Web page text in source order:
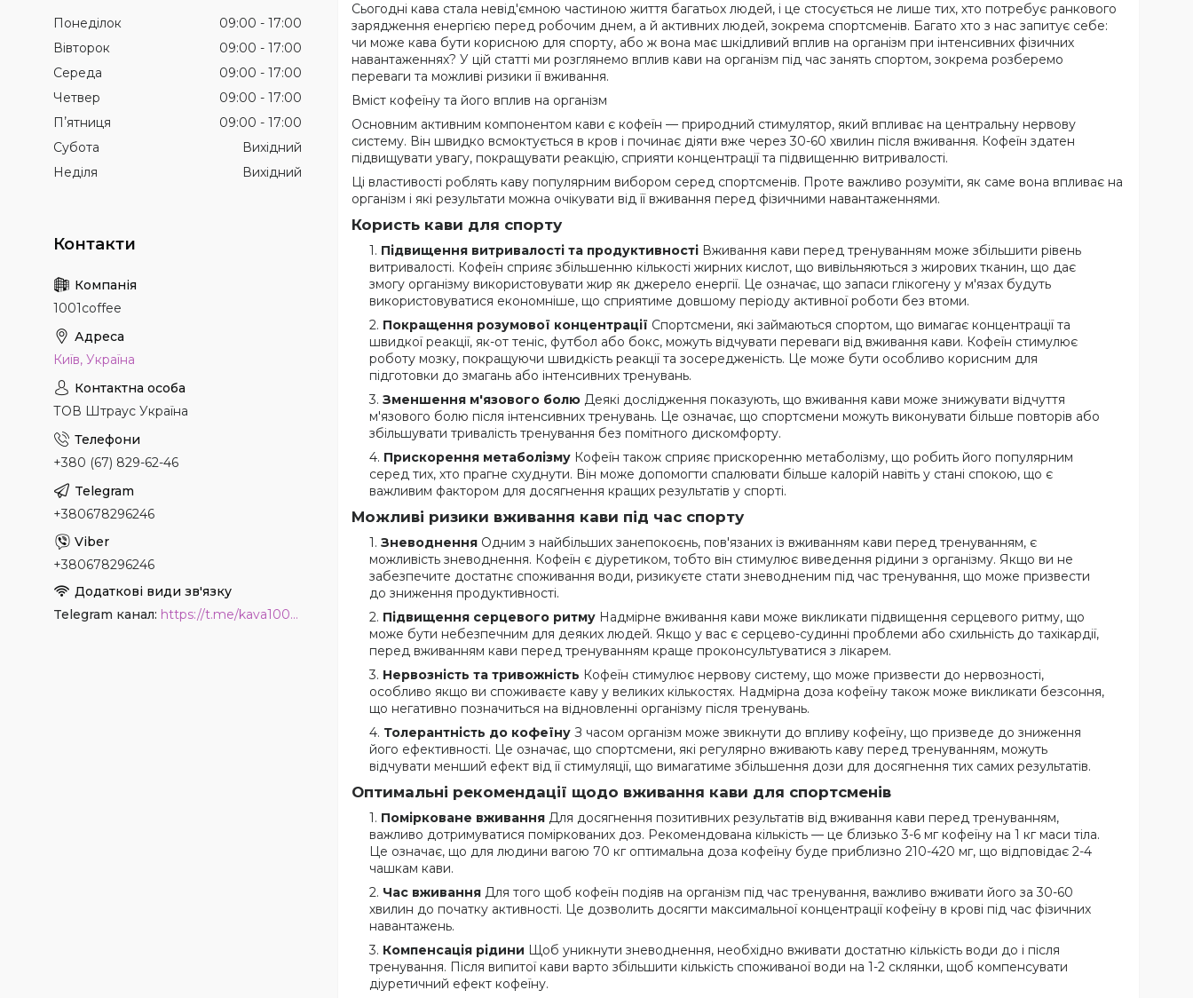
Сьогодні кава стала невід'ємною частиною життя багатьох людей, і це стосується не лише тих, хто потребує ранкового
зарядження енергією перед робочим днем, а й активних людей, зокрема спортсменів. Багато хто з нас запитує себе:
чи може кава бути корисною для спорту, або ж вона має шкідливий вплив на організм при інтенсивних фізичних
навантаженнях? У цій статті ми розглянемо вплив кави на організм під час занять спортом, зокрема розберемо
переваги та можливі ризики її вживання.
Вміст кофеїну та його вплив на організм
Основним активним компонентом кави є кофеїн — природний стимулятор, який впливає на центральну нервову
систему. Він швидко всмоктується в кров і починає діяти вже через 30-60 хвилин після вживання. Кофеїн здатен
підвищувати увагу, покращувати реакцію, сприяти концентрації та підвищенню витривалості.
Ці властивості роблять каву популярним вибором серед спортсменів. Проте важливо розуміти, як саме вона впливає на
організм і які результати можна очікувати від її вживання перед фізичними навантаженнями.
Користь кави для спорту
Підвищення витривалості та продуктивності Вживання кави перед тренуванням може збільшити рівень
витривалості. Кофеїн сприяє збільшенню кількості жирних кислот, що вивільняються з жирових тканин, що дає
змогу організму використовувати жир як джерело енергії. Це означає, що запаси глікогену у м'язах будуть
використовуватися економніше, що сприятиме довшому періоду активної роботи без втоми.
Покращення розумової концентрації Спортсмени, які займаються спортом, що вимагає концентрації та
швидкої реакції, як-от теніс, футбол або бокс, можуть відчувати переваги від вживання кави. Кофеїн стимулює
роботу мозку, покращуючи швидкість реакції та зосередженість. Це може бути особливо корисним для
підготовки до змагань або інтенсивних тренувань.
Зменшення м'язового болю Деякі дослідження показують, що вживання кави може знижувати відчуття
м'язового болю після інтенсивних тренувань. Це означає, що спортсмени можуть виконувати більше повторів або
збільшувати тривалість тренування без помітного дискомфорту.
Прискорення метаболізму Кофеїн також сприяє прискоренню метаболізму, що робить його популярним
серед тих, хто прагне схуднути. Він може допомогти спалювати більше калорій навіть у стані спокою, що є
важливим фактором для досягнення кращих результатів у спорті.
Можливі ризики вживання кави під час спорту
Зневоднення Одним з найбільших занепокоєнь, пов'язаних із вживанням кави перед тренуванням, є
можливість зневоднення. Кофеїн є діуретиком, тобто він стимулює виведення рідини з організму. Якщо ви не
забезпечите достатнє споживання води, ризикуєте стати зневодненим під час тренування, що може призвести
до зниження продуктивності.
Підвищення серцевого ритму Надмірне вживання кави може викликати підвищення серцевого ритму, що
може бути небезпечним для деяких людей. Якщо у вас є серцево-судинні проблеми або схильність до тахікардії,
перед вживанням кави перед тренуванням краще проконсультуватися з лікарем.
Нервозність та тривожність Кофеїн стимулює нервову систему, що може призвести до нервозності,
особливо якщо ви споживаєте каву у великих кількостях. Надмірна доза кофеїну також може викликати безсоння,
що негативно позначиться на відновленні організму після тренувань.
Толерантність до кофеїну З часом організм може звикнути до впливу кофеїну, що призведе до зниження
його ефективності. Це означає, що спортсмени, які регулярно вживають каву перед тренуванням, можуть
відчувати менший ефект від її стимуляції, що вимагатиме збільшення дози для досягнення тих самих результатів.
Оптимальні рекомендації щодо вживання кави для спортсменів
Помірковане вживання Для досягнення позитивних результатів від вживання кави перед тренуванням,
важливо дотримуватися поміркованих доз. Рекомендована кількість — це близько 3-6 мг кофеїну на 1 кг маси тіла.
Це означає, що для людини вагою 70 кг оптимальна доза кофеїну буде приблизно 210-420 мг, що відповідає 2-4
чашкам кави.
Час вживання Для того щоб кофеїн подіяв на організм під час тренування, важливо вживати його за 30-60
хвилин до початку активності. Це дозволить досягти максимальної концентрації кофеїну в крові під час фізичних
навантажень.
Компенсація рідини Щоб уникнути зневоднення, необхідно вживати достатню кількість води до і після
тренування. Після випитої кави варто збільшити кількість споживаної води на 1-2 склянки, щоб компенсувати
діуретичний ефект кофеїну.
Понеділок 09:00
17:00
Вівторок
09:00
17:00
Середа
09:00
17:00
Четвер
09:00
17:00
Пʼятниця
09:00
17:00
Субота
Вихідний
Неділя
Вихідний
1001coffee
Київ, Україна
ТОВ Штраус Україна
+380 (67) 829-62-46
+380678296246
+380678296246
Telegram канал https://t.me/kava1001coffee